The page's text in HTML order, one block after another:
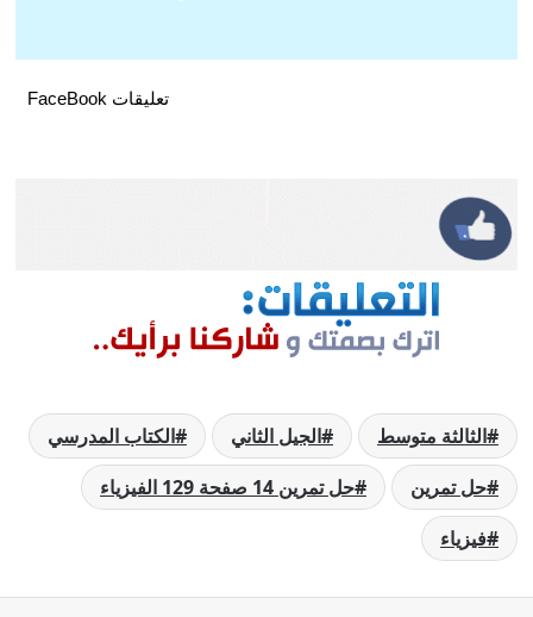
تعليقات FaceBook
الثالثة متوسط الجيل الثاني
الكتاب المدرسي
حل تمرين
حل تمرين 14 صفحة 129 الفيزياء
فيزياء